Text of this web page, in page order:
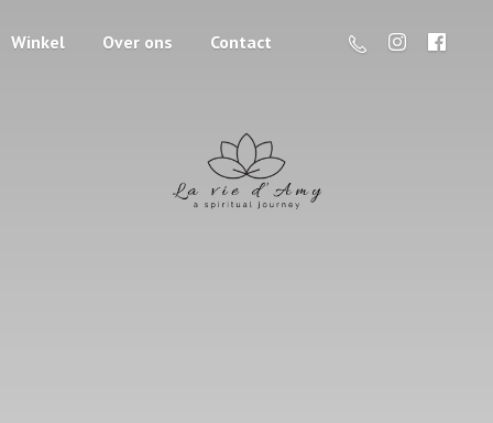
Winkel Over ons Contact